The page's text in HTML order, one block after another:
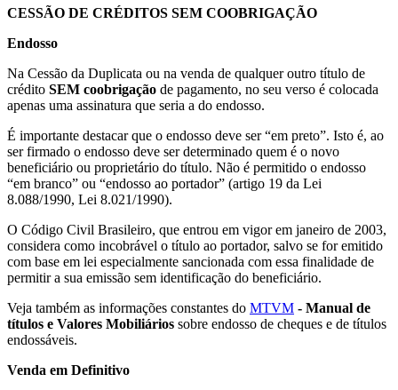
CESSÃO DE CRÉDITOS SEM COOBRIGAÇÃO
Endosso
Na Cessão da Duplicata ou na venda de qualquer outro título de
crédito SEM coobrigação de pagamento, no seu verso é colocada
apenas uma assinatura que seria a do endosso.
É importante destacar que o endosso deve ser “em preto”. Isto é, ao
ser firmado o endosso deve ser determinado quem é o novo
beneficiário ou proprietário do título. Não é permitido o endosso
“em branco” ou “endosso ao portador” (artigo 19 da Lei
8.088/1990, Lei 8.021/1990).
O Código Civil Brasileiro, que entrou em vigor em janeiro de 2003,
considera como incobrável o título ao portador, salvo se for emitido
com base em lei especialmente sancionada com essa finalidade de
permitir a sua emissão sem identificação do beneficiário.
Veja também as informações constantes do MTVM - Manual de
títulos e Valores Mobiliários sobre endosso de cheques e de títulos
endossáveis.
Venda em Definitivo